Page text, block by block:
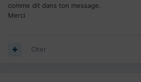
comme dit dans ton message.
Merci
Citer